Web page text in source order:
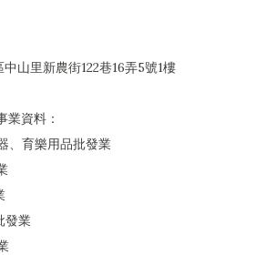
山里新農街122巷16弄5號1樓
業資料：
、育樂用品批發業
發業